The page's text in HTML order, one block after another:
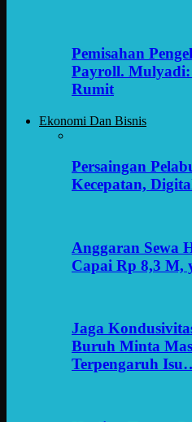
Pemisahan
Payroll.
Rumit
Ekonomi Dan Bisnis
Persaingan
Kecepatan,
Anggaran Sewa
Capai Rp 8,3 M,
Jaga
Buruh Minta
Terpengaruh